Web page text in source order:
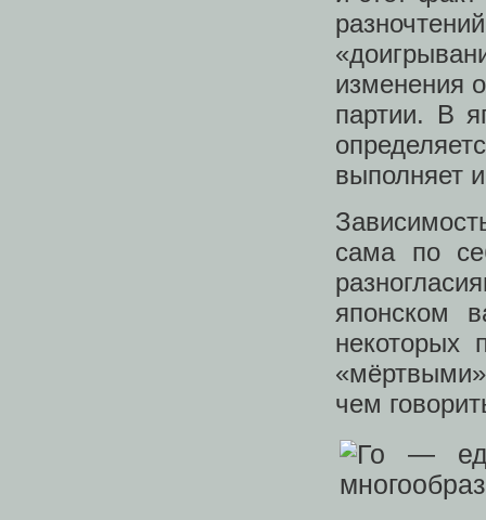
изменения
партии. В
выполняет
сама по
японском
некоторых
чем